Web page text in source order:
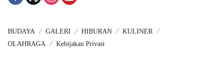
BUDAYA GALERI HIBURAN
KULINER
OLAHRAGA
Kebijakan Privasi